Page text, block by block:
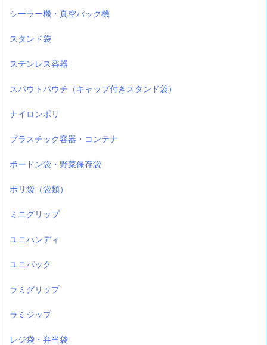
シーラー機・真空パック機
スタンド袋
ステンレス容器
スパウトパウチ（キャップ付きスタンド袋）
ナイロンポリ
プラスチック容器・コンテナ
ボードン袋・野菜保存袋
ポリ袋（袋類）
ミニグリップ
ユニハンディ
ユニパック
ラミグリップ
ラミジップ
レジ袋・弁当袋